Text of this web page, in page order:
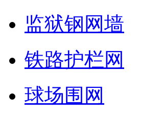
监狱钢网墙
铁路护栏网
球场围网